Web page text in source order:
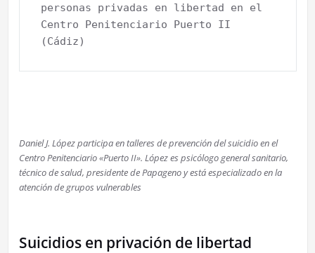
personas privadas en libertad en el
Centro Penitenciario Puerto II
(Cádiz)
Daniel J. López participa en talleres de prevención del suicidio en el
Centro Penitenciario «Puerto II». López es psicólogo general sanitario,
técnico de salud, presidente de Papageno y está especializado en la
atención de grupos vulnerables
Suicidios en privación de libertad